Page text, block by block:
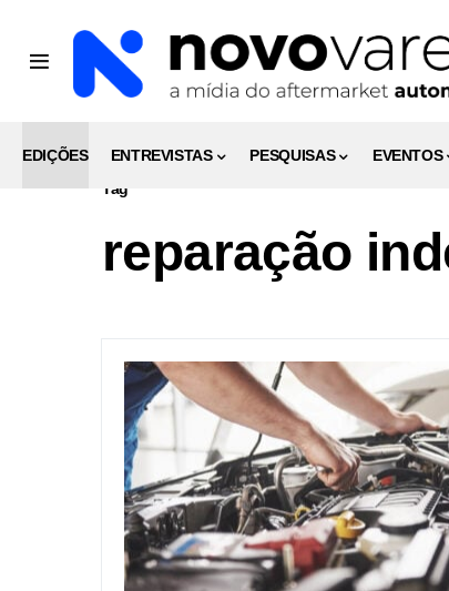
EDIÇÕES ENTREVISTAS PESQUISAS EVENTOS
Tag
reparação